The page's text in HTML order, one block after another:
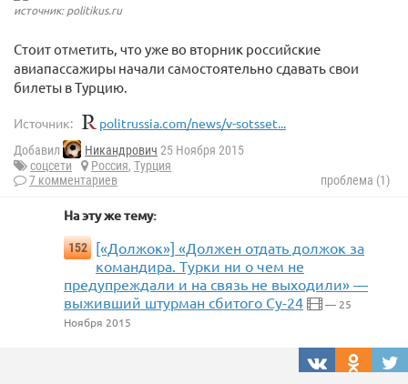
источник: politikus.ru
Стоит отметить, что уже во вторник российские
авиапассажиры начали самостоятельно сдавать свои
билеты в Турцию.
Источник: politrussia.com/news/v-sotsset...
Добавил Никандрович 25 Ноября 2015
соцсети
Россия, Турция
7 комментариев
проблема (1)
На эту же тему:
152
[«Должок»] «Должен отдать должок за
командира. Турки ни о чем не
предупреждали и на связь не выходили» —
выживший штурман сбитого Су-24
— 25
Ноября 2015